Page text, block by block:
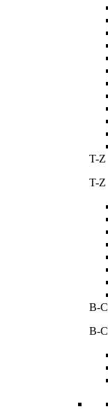
T-Z
T-Z
В-С
В-С